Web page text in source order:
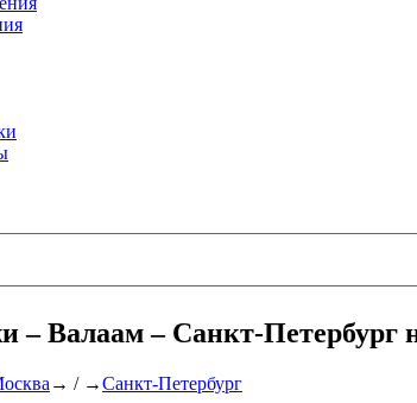
Валаам – Санкт-Петербург
→ / →Санкт-Петербург